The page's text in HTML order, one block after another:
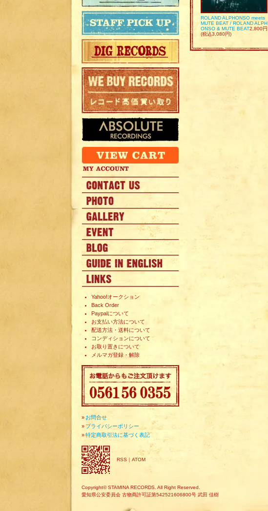
Yahoo!オークション
Back Order
Paypalについて
お支払い方法について
配送方法・送料について
コンディションについて
お取り置きについて
メルマガ登録・解除
» お問合せ
» プライバシーポリシー
»特定商取引法に基づく表記
RSS ｜ ATOM
ROLAND ALPHONSO meets
MUTE BEAT / ROLAND ALPH
ONSO & MUTE BEAT2,800円
(税込3,080円)
Copyright© STAMINA RECORDS. All Right Reserved.
愛知県公安委員会 古物商許可証第542521606800号 武田 佳樹